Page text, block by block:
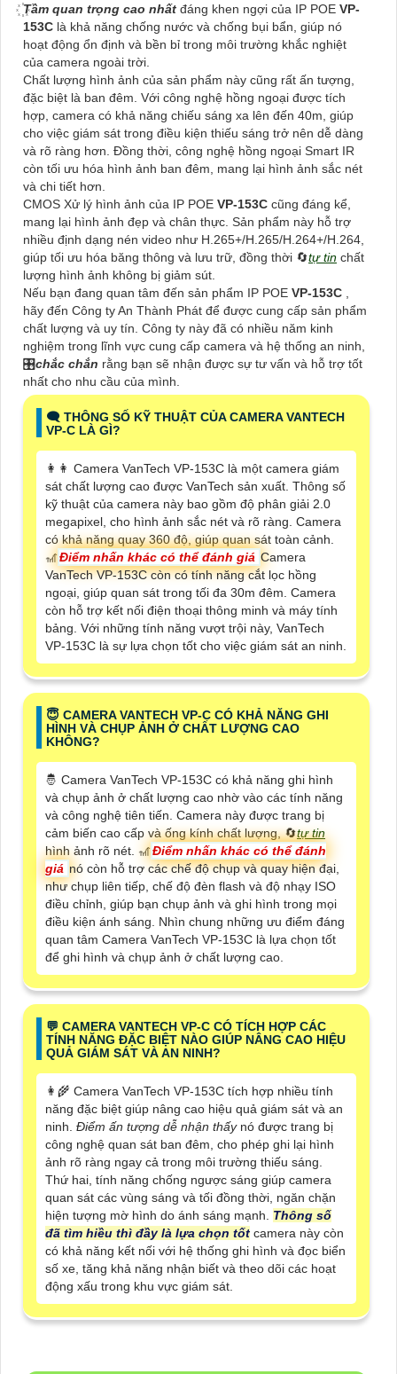
Tầm quan trọng cao nhất đáng khen ngợi của IP POE VP-
153C là khả năng chống nước và chống bụi bẩn, giúp nó
hoạt động ổn định và bền bỉ trong môi trường khắc nghiệt
của camera ngoài trời.
Chất lượng hình ảnh của sản phẩm này cũng rất ấn tượng,
đặc biệt là ban đêm. Với công nghệ hồng ngoại được tích
hợp, camera có khả năng chiếu sáng xa lên đến 40m, giúp
cho việc giám sát trong điều kiện thiếu sáng trở nên dễ dàng
và rõ ràng hơn. Đồng thời, công nghệ hồng ngoại Smart IR
còn tối ưu hóa hình ảnh ban đêm, mang lại hình ảnh sắc nét
và chi tiết hơn.
CMOS Xử lý hình ảnh của IP POE VP-153C cũng đáng kể,
mang lại hình ảnh đẹp và chân thực. Sản phẩm này hỗ trợ
nhiều định dạng nén video như H.265+/H.265/H.264+/H.264,
giúp tối ưu hóa băng thông và lưu trữ, đồng thời 🔄tự tin chất
lượng hình ảnh không bị giảm sút.
Nếu bạn đang quan tâm đến sản phẩm IP POE VP-153C ,
hãy đến Công ty An Thành Phát để được cung cấp sản phẩm
chất lượng và uy tín. Công ty này đã có nhiều năm kinh
nghiệm trong lĩnh vực cung cấp camera và hệ thống an ninh,
🎛chắc chắn rằng bạn sẽ nhận được sự tư vấn và hỗ trợ tốt
nhất cho nhu cầu của mình.
🗨️ THÔNG SỐ KỸ THUẬT CỦA CAMERA VANTECH
VP-C LÀ GÌ?
️👩‍👩 Camera VanTech VP-153C là một camera giám
sát chất lượng cao được VanTech sản xuất. Thông số
kỹ thuật của camera này bao gồm độ phân giải 2.0
megapixel, cho hình ảnh sắc nét và rõ ràng. Camera
có khả năng quay 360 độ, giúp quan sát toàn cảnh.
🎢Điểm nhấn khác có thể đánh giá Camera
VanTech VP-153C còn có tính năng cắt lọc hồng
ngoại, giúp quan sát trong tối đa 30m đêm. Camera
còn hỗ trợ kết nối điện thoại thông minh và máy tính
bảng. Với những tính năng vượt trội này, VanTech
VP-153C là sự lựa chọn tốt cho việc giám sát an ninh.
😇 CAMERA VANTECH VP-C CÓ KHẢ NĂNG GHI
HÌNH VÀ CHỤP ẢNH Ở CHẤT LƯỢNG CAO
KHÔNG?
🤴 Camera VanTech VP-153C có khả năng ghi hình
và chụp ảnh ở chất lượng cao nhờ vào các tính năng
và công nghệ tiên tiến. Camera này được trang bị
cảm biến cao cấp và ống kính chất lượng, 🔄tự tin
hình ảnh rõ nét. 🎢Điểm nhấn khác có thể đánh
giá nó còn hỗ trợ các chế độ chụp và quay hiện đại,
như chụp liên tiếp, chế độ đèn flash và độ nhạy ISO
điều chỉnh, giúp bạn chụp ảnh và ghi hình trong mọi
điều kiện ánh sáng. Nhìn chung những ưu điểm đáng
quan tâm Camera VanTech VP-153C là lựa chọn tốt
để ghi hình và chụp ảnh ở chất lượng cao.
️💬 CAMERA VANTECH VP-C CÓ TÍCH HỢP CÁC
TÍNH NĂNG ĐẶC BIỆT NÀO GIÚP NÂNG CAO HIỆU
QUẢ GIÁM SÁT VÀ AN NINH?
👩‍🌾 Camera VanTech VP-153C tích hợp nhiều tính
năng đặc biệt giúp nâng cao hiệu quả giám sát và an
ninh. Điểm ấn tượng dễ nhận thấy nó được trang bị
công nghệ quan sát ban đêm, cho phép ghi lại hình
ảnh rõ ràng ngay cả trong môi trường thiếu sáng.
Thứ hai, tính năng chống ngược sáng giúp camera
quan sát các vùng sáng và tối đồng thời, ngăn chặn
hiện tượng mờ hình do ánh sáng mạnh. Thông số
đã tìm hiều thì đầy là lựa chọn tốt camera này còn
có khả năng kết nối với hệ thống ghi hình và đọc biển
số xe, tăng khả năng nhận biết và theo dõi các hoạt
động xấu trong khu vực giám sát.